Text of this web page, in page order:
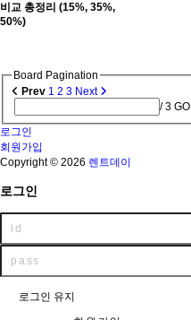
비교 총정리 (15%, 35%,
50%)
Board Pagination
Prev 1 2 3 Next
/ 3 GO
로그인
회원가입
Copyright © 2026 렌트데이
로그인
로그인 유지